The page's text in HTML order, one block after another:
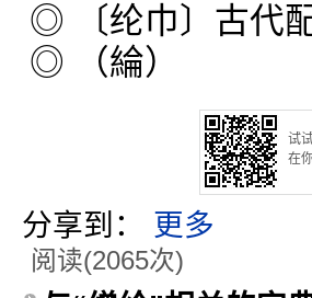
◎ 〔纶巾〕古代
◎ （綸）
试
在
分享到： 更多
阅读(2065次)